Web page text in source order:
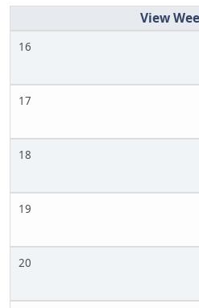
16
17
18
19
20